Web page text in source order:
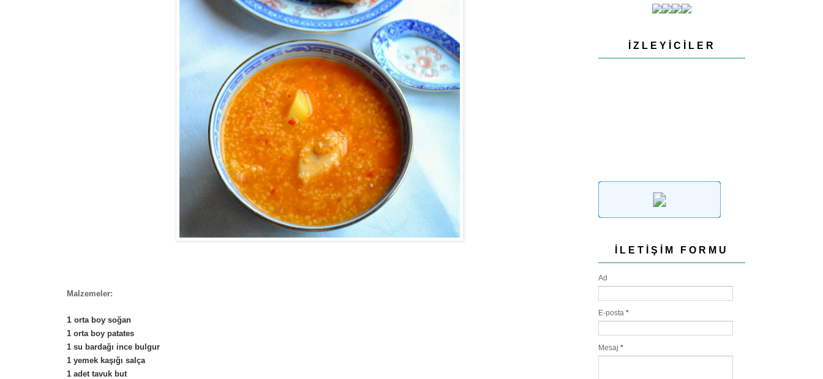
Malzemeler:
1 orta boy soğan
1 orta boy patates
1 su bardağı ince bulgur
1 yemek kaşığı salça
1 adet tavuk but
İZLEYICILER
İLETIŞIM FORMU
Ad
E-posta *
Mesaj *